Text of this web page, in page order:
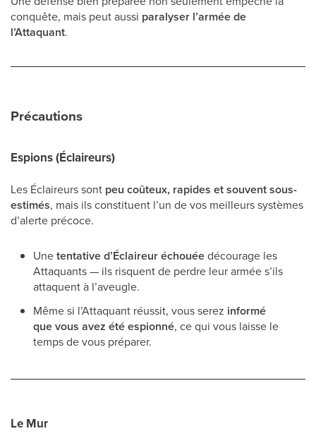
conquête, mais peut aussi paralyser l’armée de
l’Attaquant.
Précautions
Espions (Éclaireurs)
Les Éclaireurs sont peu coûteux, rapides et souvent sous-
estimés, mais ils constituent l’un de vos meilleurs systèmes
d’alerte précoce.
Unetentative d’Éclaireur échouéedécourage les
Attaquants — ils risquent de perdre leur armée s’ils
attaquent à l’aveugle.
Même si l’Attaquant réussit, vous serez informé
que vous avez été espionné, ce qui vous laisse le
temps de vous préparer.
Le Mur